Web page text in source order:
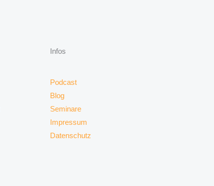
Infos
Podcast
Blog
Seminare
Impressum
Datenschutz